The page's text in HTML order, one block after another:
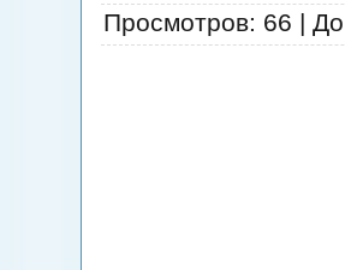
Просмотров: 66 |